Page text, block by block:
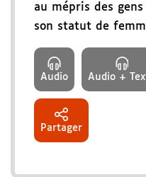
au mépris des
son statut de
Audio Audio +
Partager